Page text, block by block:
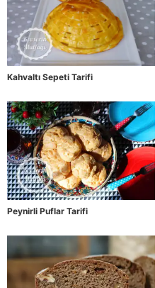
Kahvaltı Sepeti Tarifi
Peynirli Puflar Tarifi